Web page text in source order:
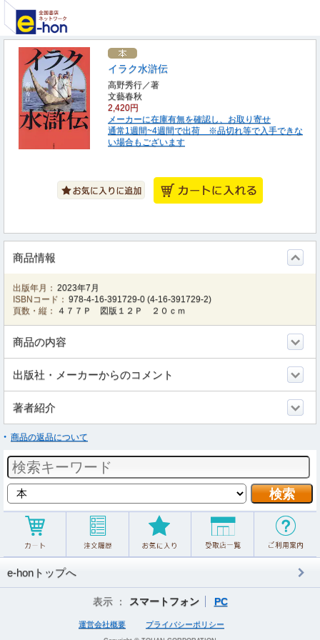
イラク水滸伝
高野秀行／著
文藝春秋
2,420円
メーカーに在庫有無を確認し、お取り寄せ
通常1週間~4週間で出荷 ※品切れ等で入手できな
い場合もございます
商品情報
出版年月： 2023年7月
ISBNコード： 978-4-16-391729-0 (4-16-391729-2)
頁数・縦：
４７７Ｐ 図版１２Ｐ ２０ｃｍ
商品の内容
出版社・メーカーからのコメント
著者紹介
商品の返品について
e-honトップへ
表示 ： スマートフォン PC
運営会社概要 プライバシーポリシー